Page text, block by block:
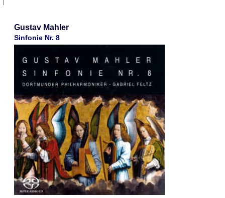
Gustav Mahler
Sinfonie Nr. 8